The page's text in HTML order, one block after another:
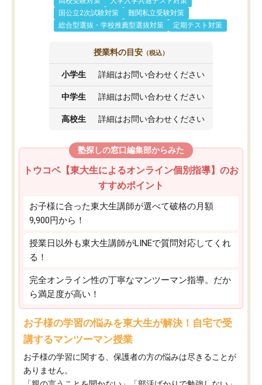
国公立2次試験対策
難関私立受験対策
総合型選抜・学校推薦型選抜対策
定期テスト対策
授業料の目安 （税込）
小学生 詳細はお問い合わせください
中学生 詳細はお問い合わせください
高校生 詳細はお問い合わせください
塾探しの窓口編集部からみた
トウコベ【東大生によるオンライン個別指導】のお
すすめポイント
お子様に合った東大生講師が選べて破格の月額
9,900円から！
授業日以外も東大生講師がLINEで質問対応してくれ
る！
完全オンライン性の丁寧なマンツーマン指導。だか
ら満足度が高い！
お子様の学習の悩みを東大生が解決！自宅で受
講するマンツーマン授業
お子様の学習に関する、保護者の方の悩みは尽きることが
ありません。